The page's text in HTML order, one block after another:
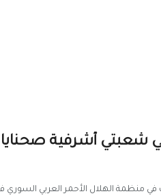
شعبتي أشرفية صحنايا
منظمة الهلال الأحمر العربي